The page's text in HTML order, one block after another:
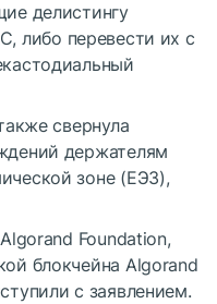
делистингу
, либо перевести их с
свернула
держателям
зоне (ЕЭЗ),
Foundation,
блокчейна Algorand
с заявлением.